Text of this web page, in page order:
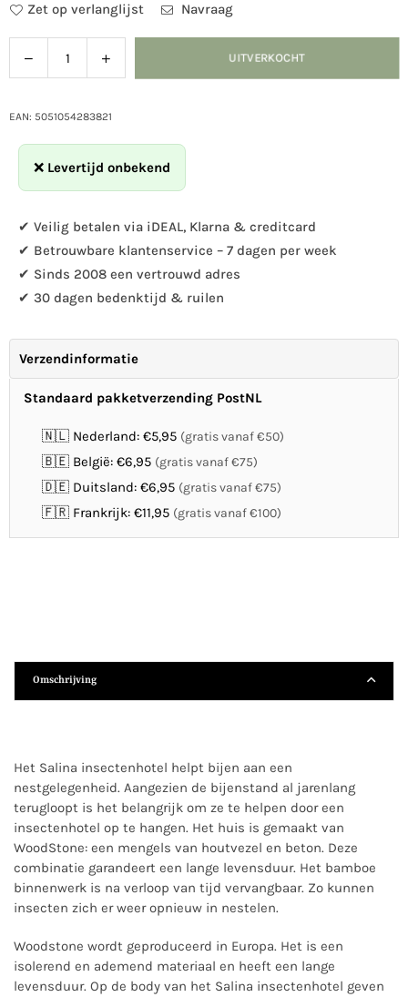
Zet op verlanglijst Navraag
Hoeveelheid
Verlaag
de
voor
yellow
Verhoog
de
voor
yellow
UITVERKOCHT
EAN: 5051054283821
❌ Levertijd onbekend
✔ Veilig betalen via iDEAL, Klarna & creditcard
✔ Betrouwbare klantenservice – 7 dagen per week
✔ Sinds 2008 een vertrouwd adres
✔ 30 dagen bedenktijd & ruilen
Verzendinformatie
Standaard pakketverzending PostNL
🇳🇱 Nederland: €5,95 (gratis vanaf €50)
🇧🇪 België: €6,95 (gratis vanaf €75)
🇩🇪 Duitsland: €6,95 (gratis vanaf €75)
🇫🇷 Frankrijk: €11,95 (gratis vanaf €100)
Omschrijving
Het Salina insectenhotel helpt bijen aan een
nestgelegenheid. Aangezien de bijenstand al jarenlang
terugloopt is het belangrijk om ze te helpen door een
insectenhotel op te hangen. Het huis is gemaakt van
WoodStone: een mengels van houtvezel en beton. Deze
combinatie garandeert een lange levensduur. Het bamboe
binnenwerk is na verloop van tijd vervangbaar. Zo kunnen
insecten zich er weer opnieuw in nestelen.
Woodstone wordt geproduceerd in Europa. Het is een
isolerend en ademend materiaal en heeft een lange
levensduur. Op de body van het Salina insectenhotel geven